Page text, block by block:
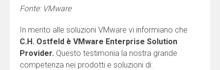
Fonte: VMware
In merito alle soluzioni VMware vi informiano che
C.H. Ostfeld è VMware Enterprise Solution
Provider. Questo testimonia la nostra grande
competenza nei prodotti e soluzioni di: